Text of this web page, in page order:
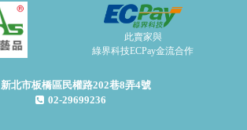
此賣家與
綠界科技ECPay金流合作
新北市板橋區民權路202巷8弄4號
02-29699236